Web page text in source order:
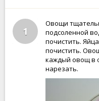
1
Овощи
подсоленной
почистить.
почистить.
каждый овощ в
нарезать.